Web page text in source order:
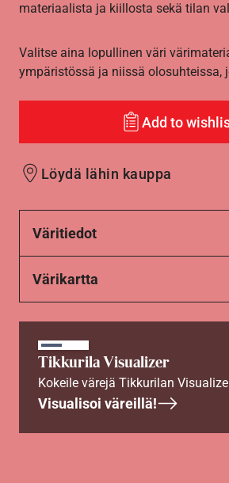
materiaalista ja kiillosta sekä tilan
Valitse aina lopullinen väri
ympäristössä ja niissä olosuhteissa,
Add to
Löydä lähin kauppa
Väritiedot
Värikartta
Tikkurila Visualizer
Kokeile värejä Tikkurilan
Visualisoi väreillä!